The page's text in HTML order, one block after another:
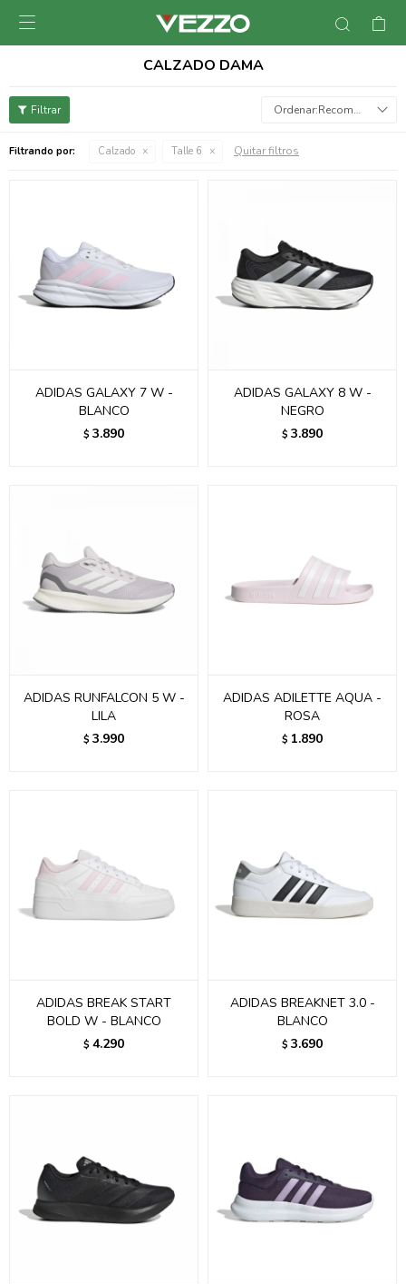

CALZADO DAMA
Recomendados
Filtrando por: Calzado Talle 6 Quitar filtros
ADIDAS GALAXY 7 W -
BLANCO
$ 3.890
ADIDAS GALAXY 8 W -
NEGRO
$ 3.890
ADIDAS RUNFALCON 5 W -
LILA
$ 3.990
ADIDAS ADILETTE AQUA -
ROSA
$ 1.890
ADIDAS BREAK START
BOLD W - BLANCO
$ 4.290
ADIDAS BREAKNET 3.0 -
BLANCO
$ 3.690